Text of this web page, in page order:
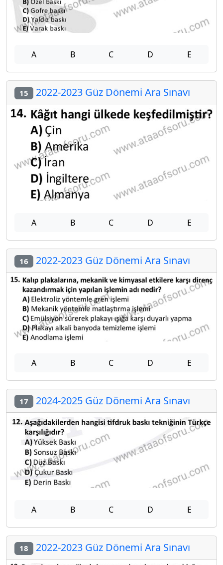
A B C D E
15 2022-2023 Güz Dönemi Ara Sınavı
A B C D E
16 2022-2023 Güz Dönemi Ara Sınavı
A B C D E
17 2024-2025 Güz Dönemi Ara Sınavı
A B C D E
18 2022-2023 Güz Dönemi Ara Sınavı